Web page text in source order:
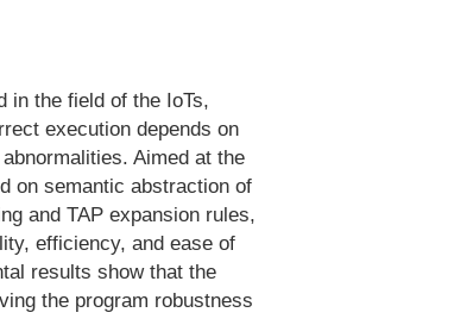
in the field of the IoTs,
execution depends on
Aimed at the
on semantic abstraction of
and TAP expansion rules,
efficiency, and ease of
results show that the
the program robustness